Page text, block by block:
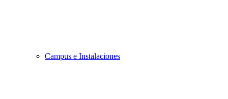
Campus e Instalaciones